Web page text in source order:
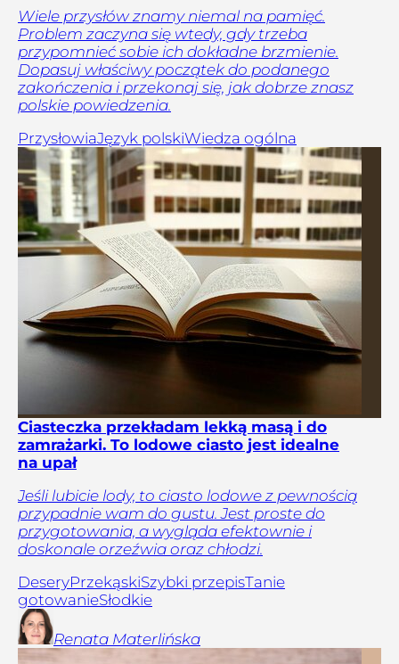
Wiele przysłów znamy niemal na pamięć.
Problem zaczyna się wtedy, gdy trzeba
przypomnieć sobie ich dokładne brzmienie.
Dopasuj właściwy początek do podanego
zakończenia i przekonaj się, jak dobrze znasz
polskie powiedzenia.
PrzysłowiaJęzyk polskiWiedza ogólna
Ciasteczka przekładam lekką masą i do
zamrażarki. To lodowe ciasto jest idealne
na upał
Jeśli lubicie lody, to ciasto lodowe z pewnością
przypadnie wam do gustu. Jest proste do
przygotowania, a wygląda efektownie i
doskonale orzeźwia oraz chłodzi.
DeseryPrzekąskiSzybki przepisTanie
gotowanieSłodkie
Renata Materlińska